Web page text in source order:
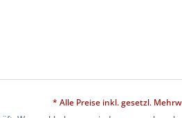
* Alle Preise inkl. gesetzl.